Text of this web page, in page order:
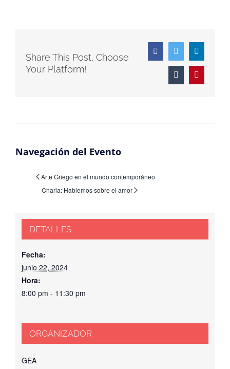
Share This Post, Choose
Your Platform!
FacebookTwitter
Tumblr
Navegación del Evento
Arte Griego en el mundo contemporáneo
Charla: Hablemos sobre el amor
DETALLES
Fecha:
junio 22, 2024
Hora:
8:00 pm - 11:30 pm
ORGANIZADOR
GEA